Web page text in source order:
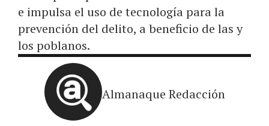
e impulsa el uso de tecnología para la
prevención del delito, a beneficio de las y
los poblanos.
Almanaque Redacción